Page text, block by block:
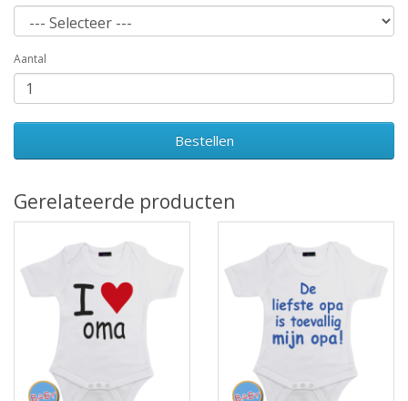
Aantal
Bestellen
Gerelateerde producten